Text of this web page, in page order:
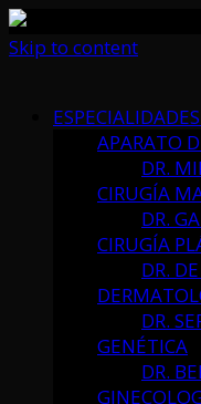
Skip to content
APARATO
DR.
CIRUGÍA
DR.
CIRUGÍA
DR.
DR.
GENÉTICA
DR.